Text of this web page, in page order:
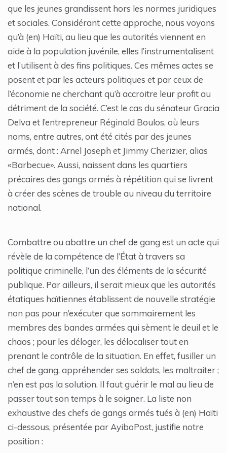
que les jeunes grandissent hors les normes juridiques
et sociales. Considérant cette approche, nous voyons
qu’à (en) Haïti, au lieu que les autorités viennent en
aide à la population juvénile, elles l’instrumentalisent
et l’utilisent à des fins politiques. Ces mêmes actes se
posent et par les acteurs politiques et par ceux de
l’économie ne cherchant qu’à accroitre leur profit au
détriment de la société. C’est le cas du sénateur Gracia
Delva et l’entrepreneur Réginald Boulos, où leurs
noms, entre autres, ont été cités par des jeunes
armés, dont : Arnel Joseph et Jimmy Cherizier, alias
«Barbecue». Aussi, naissent dans les quartiers
précaires des gangs armés à répétition qui se livrent
à créer des scènes de trouble au niveau du territoire
national.
Combattre ou abattre un chef de gang est un acte qui
révèle de la compétence de l’État à travers sa
politique criminelle, l’un des éléments de la sécurité
publique. Par ailleurs, il serait mieux que les autorités
étatiques haïtiennes établissent de nouvelle stratégie
non pas pour n’exécuter que sommairement les
membres des bandes armées qui sèment le deuil et le
chaos ; pour les déloger, les délocaliser tout en
prenant le contrôle de la situation. En effet, fusiller un
chef de gang, appréhender ses soldats, les maltraiter ;
n’en est pas la solution. Il faut guérir le mal au lieu de
passer tout son temps à le soigner. La liste non
exhaustive des chefs de gangs armés tués à (en) Haïti
ci-dessous, présentée par AyiboPost, justifie notre
position :